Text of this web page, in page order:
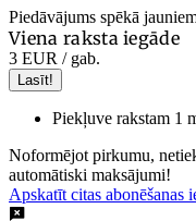
Piedāvājums spēkā
Viena raksta iegāde
3 EUR / gab.
Lasīt!
Piekļuve rakstam 1
Noformējot pirkumu,
automātiski maksājumi!
Apskatīt citas abonēšanas